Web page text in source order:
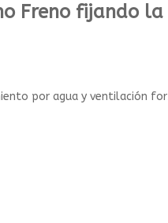
Freno fijando
por agua y ventilación